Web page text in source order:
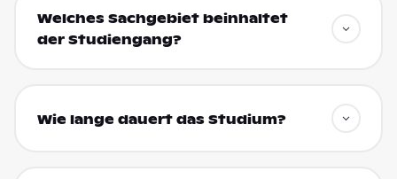
Welches Sachgebiet beinhaltet
der Studiengang?
Wie lange dauert das Studium?